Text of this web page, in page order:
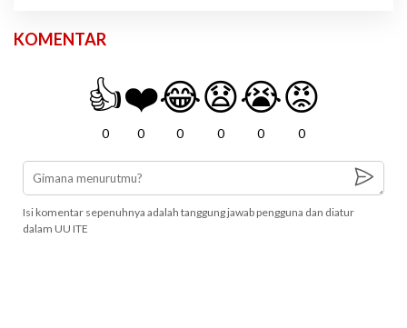
KOMENTAR
👍
0
❤️
0
😂
0
😧
0
😭
0
😡
0
Isi komentar sepenuhnya adalah tanggung jawab pengguna dan diatur
dalam UU ITE